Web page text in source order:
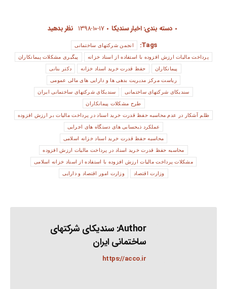
دسته بندی:اخبار سندیکا ۱۳۹۸-۱۰-۱۷ نظر بدهید
Tags:
انجمن شرکتهای ساختمانی
پرداخت مالیات ارزش افزوده با استفاده از اسناد خزانه پیگیری مشکلات پیمانکاران
پیمانکاران حفظ قدرت خرید اسناد خزانه دکتر بنانی
ریاست مرکز مدیریت بدهی ها و دارایی های مالی عمومی
سندیکای شرکتهای ساختمانی سندیکای شرکتهای ساختمانی ایران
طرح مشکلات پیمانکاران
ظلم آشکار در عدم محاسبه حفظ قدرت خرید اسناد در پرداخت مالیات بر ارزش افزوده
عملکرد ذیحسابی های دستگاه های اجرایی
محاسبه حفظ قدرت خرید اسناد خزانه اسلامی
محاسبه حفظ قدرت خرید اسناد در پرداخت مالیات ارزش افزوده
مشکلات پرداخت مالیات ارزش افزوده با استفاده از اسناد خزانه اسلامی
وزارت اقتصاد وزارت امور اقتصاد و دارایی
Author: سندیکای شرکتهای
ساختمانی ایران
https://acco.ir